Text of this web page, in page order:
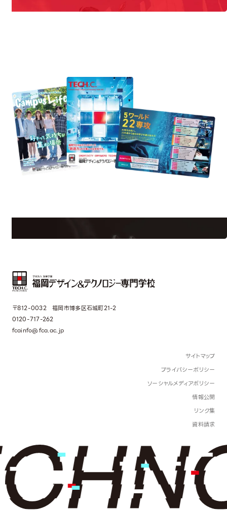
Information
〒812-0032 福岡市博多区石城町21-2
0120-717-262
fcainfo@fca.ac.jp
サイトマップ
プライバシーポリシー
ソーシャルメディアポリシー
情報公開
リンク集
資料請求